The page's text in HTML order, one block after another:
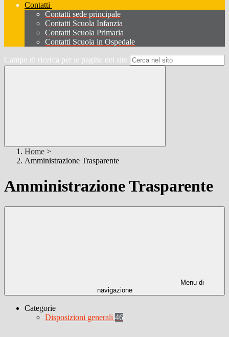
Contatti
Contatti sede principale
Contatti Scuola Infanzia
Contatti Scuola Primaria
Contatti Scuola in Ospedale
Campo di ricerca per le pagine del sito
Home >
Amministrazione Trasparente
Amministrazione Trasparente
Menu di
navigazione
Categorie
Disposizioni generali 46